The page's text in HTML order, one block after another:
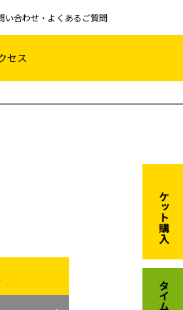
い合わせ・よくあるご質問
セス
チケット購入